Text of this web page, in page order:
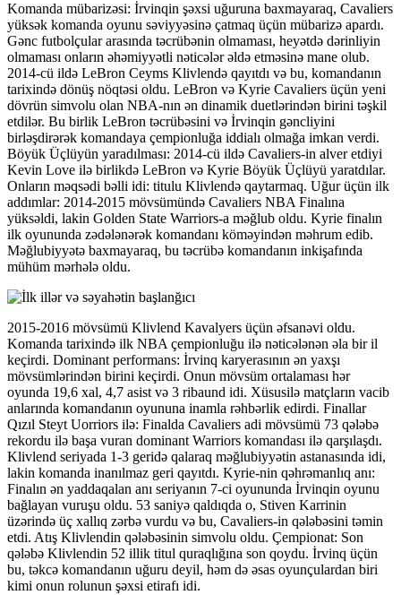
Komanda mübarizəsi: İrvinqin şəxsi uğuruna baxmayaraq, Cavaliers
yüksək komanda oyunu səviyyəsinə çatmaq üçün mübarizə apardı.
Gənc futbolçular arasında təcrübənin olmaması, heyətdə dərinliyin
olmaması onların əhəmiyyətli nəticələr əldə etməsinə mane olub.
2014-cü ildə LeBron Ceyms Klivlendə qayıtdı və bu, komandanın
tarixində dönüş nöqtəsi oldu. LeBron və Kyrie Cavaliers üçün yeni
dövrün simvolu olan NBA-nın ən dinamik duetlərindən birini təşkil
etdilər. Bu birlik LeBron təcrübəsini və İrvinqin gəncliyini
birləşdirərək komandaya çempionluğa iddialı olmağa imkan verdi.
Böyük Üçlüyün yaradılması: 2014-cü ildə Cavaliers-in alver etdiyi
Kevin Love ilə birlikdə LeBron və Kyrie Böyük Üçlüyü yaratdılar.
Onların məqsədi bəlli idi: titulu Klivlendə qaytarmaq. Uğur üçün ilk
addımlar: 2014-2015 mövsümündə Cavaliers NBA Finalına
yüksəldi, lakin Golden State Warriors-a məğlub oldu. Kyrie finalın
ilk oyununda zədələnərək komandanı köməyindən məhrum edib.
Məğlubiyyətə baxmayaraq, bu təcrübə komandanın inkişafında
mühüm mərhələ oldu.
2015-2016 mövsümü Klivlend Kavalyers üçün əfsanəvi oldu.
Komanda tarixində ilk NBA çempionluğu ilə nəticələnən əla bir il
keçirdi. Dominant performans: İrvinq karyerasının ən yaxşı
mövsümlərindən birini keçirdi. Onun mövsüm ortalaması hər
oyunda 19,6 xal, 4,7 asist və 3 ribaund idi. Xüsusilə matçların vacib
anlarında komandanın oyununa inamla rəhbərlik edirdi. Finallar
Qızıl Steyt Uorriors ilə: Finalda Cavaliers adi mövsümü 73 qələbə
rekordu ilə başa vuran dominant Warriors komandası ilə qarşılaşdı.
Klivlend seriyada 1-3 geridə qalaraq məğlubiyyətin astanasında idi,
lakin komanda inanılmaz geri qayıtdı. Kyrie-nin qəhrəmanlıq anı:
Finalın ən yaddaqalan anı seriyanın 7-ci oyununda İrvinqin oyunu
bağlayan vuruşu oldu. 53 saniyə qaldıqda o, Stiven Karrinin
üzərində üç xallıq zərbə vurdu və bu, Cavaliers-in qələbəsini təmin
etdi. Atış Klivlendin qələbəsinin simvolu oldu. Çempionat: Son
qələbə Klivlendin 52 illik titul quraqlığına son qoydu. İrvinq üçün
bu, təkcə komandanın uğuru deyil, həm də əsas oyunçulardan biri
kimi onun rolunun şəxsi etirafı idi.